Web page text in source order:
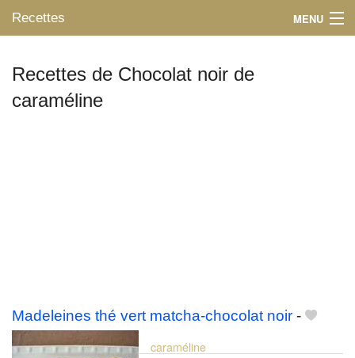
Recettes MENU
Mes blogs préférés
Recettes de Chocolat noir de
caraméline
Madeleines thé vert matcha-chocolat noir -
caraméline